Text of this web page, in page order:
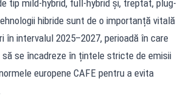
tip mild-hybrid, full-hybrid și, treptat, plug-
hibride sunt de o importanță vitală
în intervalul 2025–2027, perioadă în care
să se încadreze în țintele stricte de emisii
europene CAFE pentru a evita